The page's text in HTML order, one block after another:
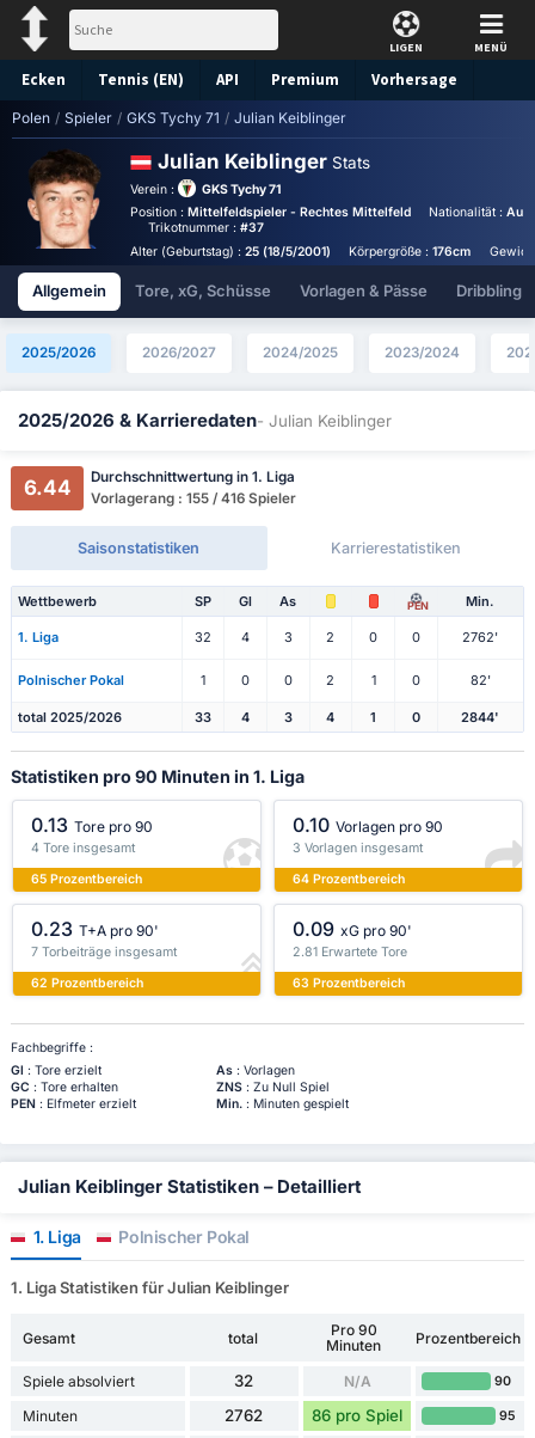
LIGEN MENÜ
Ecken Tennis (EN) API Premium Vorhersage
Polen / Spieler / GKS Tychy 71 / Julian Keiblinger
Julian Keiblinger Stats
Verein :
GKS Tychy 71
Position : Mittelfeldspieler - Rechtes Mittelfeld Nationalität :
Trikotnummer :#37
Alter (Geburtstag) : 25 (18/5/2001) Körpergröße :176cm
Allgemein Tore, xG, Schüsse Vorlagen & Pässe Dribbling
2025/2026 2026/2027 2024/2025 2023/2024
2025/2026 & Karrieredaten- Julian Keiblinger
6.44
Durchschnittwertung in 1. Liga
Vorlagerang : 155 / 416 Spieler
Saisonstatistiken Karrierestatistiken
Wettbewerb SP Gl As PEN Min.
1. Liga 32 4 3 2 0 0 2762'
Polnischer Pokal 1 0 0 2 1 0 82'
total 2025/2026 33 4 3 4 1 0 2844'
Statistiken pro 90 Minuten in 1. Liga
0.13 Tore pro 90
4 Tore insgesamt
65 Prozentbereich
0.10 Vorlagen pro 90
3 Vorlagen insgesamt
64 Prozentbereich
0.23 T+A pro 90'
7 Torbeiträge insgesamt
62 Prozentbereich
0.09 xG pro 90'
2.81 Erwartete Tore
63 Prozentbereich
Fachbegriffe :
Gl : Tore erzielt As: Vorlagen
GC : Tore erhalten ZNS: Zu Null Spiel
PEN: Elfmeter erzielt Min.: Minuten gespielt
Julian Keiblinger Statistiken – Detailliert
1. Liga Polnischer Pokal
1. Liga Statistiken für Julian Keiblinger
Gesamt total
Pro 90
Minuten
Prozentbereich
Spiele absolviert 32 N/A 90
Minuten 2762 86 pro Spiel 95